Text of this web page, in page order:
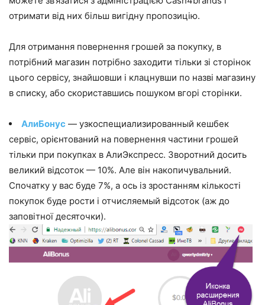
отримати від них більш вигідну пропозицію.
Для отримання повернення грошей за покупку, в
потрібний магазин потрібно заходити тільки зі сторінок
цього сервісу, знайшовши і клацнувши по назві магазину
в списку, або скориставшись пошуком вгорі сторінки.
АлиБонус — узкоспещиализированный кешбек
сервіс, орієнтований на повернення частини грошей
тільки при покупках в АлиЭкспресс. Зворотний досить
великий відсоток — 10%. Але він накопичувальний.
Спочатку у вас буде 7%, а ось із зростанням кількості
покупок буде рости і отчисляемый відсоток (аж до
заповітної десяточки).